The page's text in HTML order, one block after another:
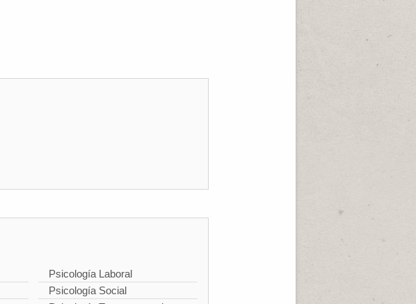
Psicología Laboral
Psicología Social